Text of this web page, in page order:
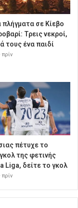
πλήγματα σε Κίεβο
Τρεις νεκροί,
τους ένα παιδί
πέτυχε το
της φετινής
Liga, δείτε το γκολ